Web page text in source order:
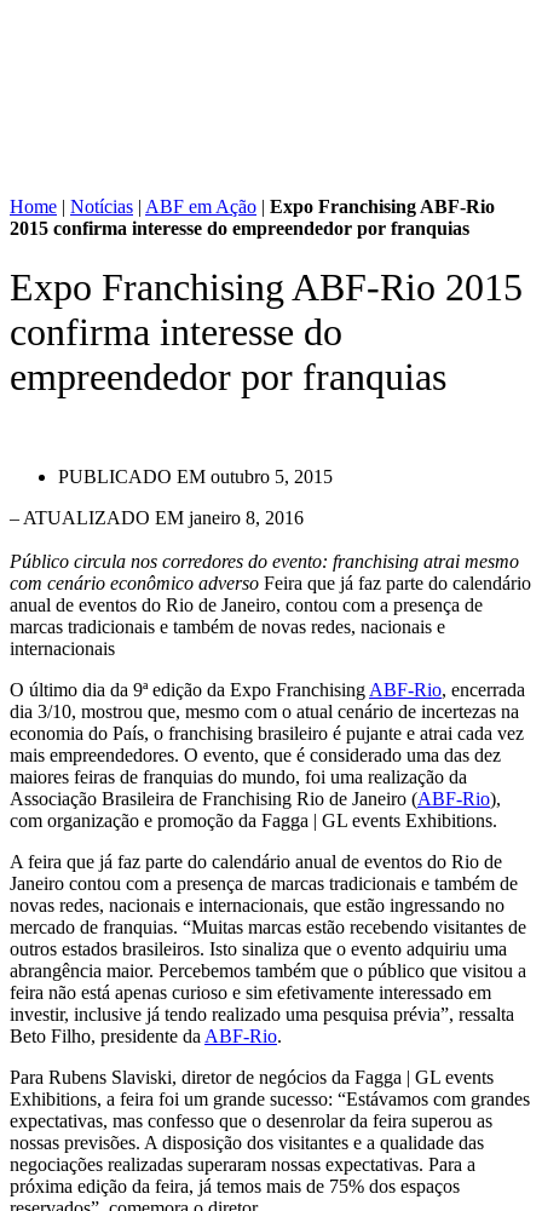
Home | Notícias | ABF em Ação | Expo Franchising ABF-Rio
2015 confirma interesse do empreendedor por franquias
Expo Franchising ABF-Rio 2015
confirma interesse do
empreendedor por franquias
PUBLICADO EM outubro 5, 2015
– ATUALIZADO EM janeiro 8, 2016
Público circula nos corredores do evento: franchising atrai mesmo
com cenário econômico adverso Feira que já faz parte do calendário
anual de eventos do Rio de Janeiro, contou com a presença de
marcas tradicionais e também de novas redes, nacionais e
internacionais
O último dia da 9ª edição da Expo Franchising ABF-Rio, encerrada
dia 3/10, mostrou que, mesmo com o atual cenário de incertezas na
economia do País, o franchising brasileiro é pujante e atrai cada vez
mais empreendedores. O evento, que é considerado uma das dez
maiores feiras de franquias do mundo, foi uma realização da
Associação Brasileira de Franchising Rio de Janeiro (ABF-Rio),
com organização e promoção da Fagga | GL events Exhibitions.
A feira que já faz parte do calendário anual de eventos do Rio de
Janeiro contou com a presença de marcas tradicionais e também de
novas redes, nacionais e internacionais, que estão ingressando no
mercado de franquias. “Muitas marcas estão recebendo visitantes de
outros estados brasileiros. Isto sinaliza que o evento adquiriu uma
abrangência maior. Percebemos também que o público que visitou a
feira não está apenas curioso e sim efetivamente interessado em
investir, inclusive já tendo realizado uma pesquisa prévia”, ressalta
Beto Filho, presidente da ABF-Rio.
Para Rubens Slaviski, diretor de negócios da Fagga | GL events
Exhibitions, a feira foi um grande sucesso: “Estávamos com grandes
expectativas, mas confesso que o desenrolar da feira superou as
nossas previsões. A disposição dos visitantes e a qualidade das
negociações realizadas superaram nossas expectativas. Para a
próxima edição da feira, já temos mais de 75% dos espaços